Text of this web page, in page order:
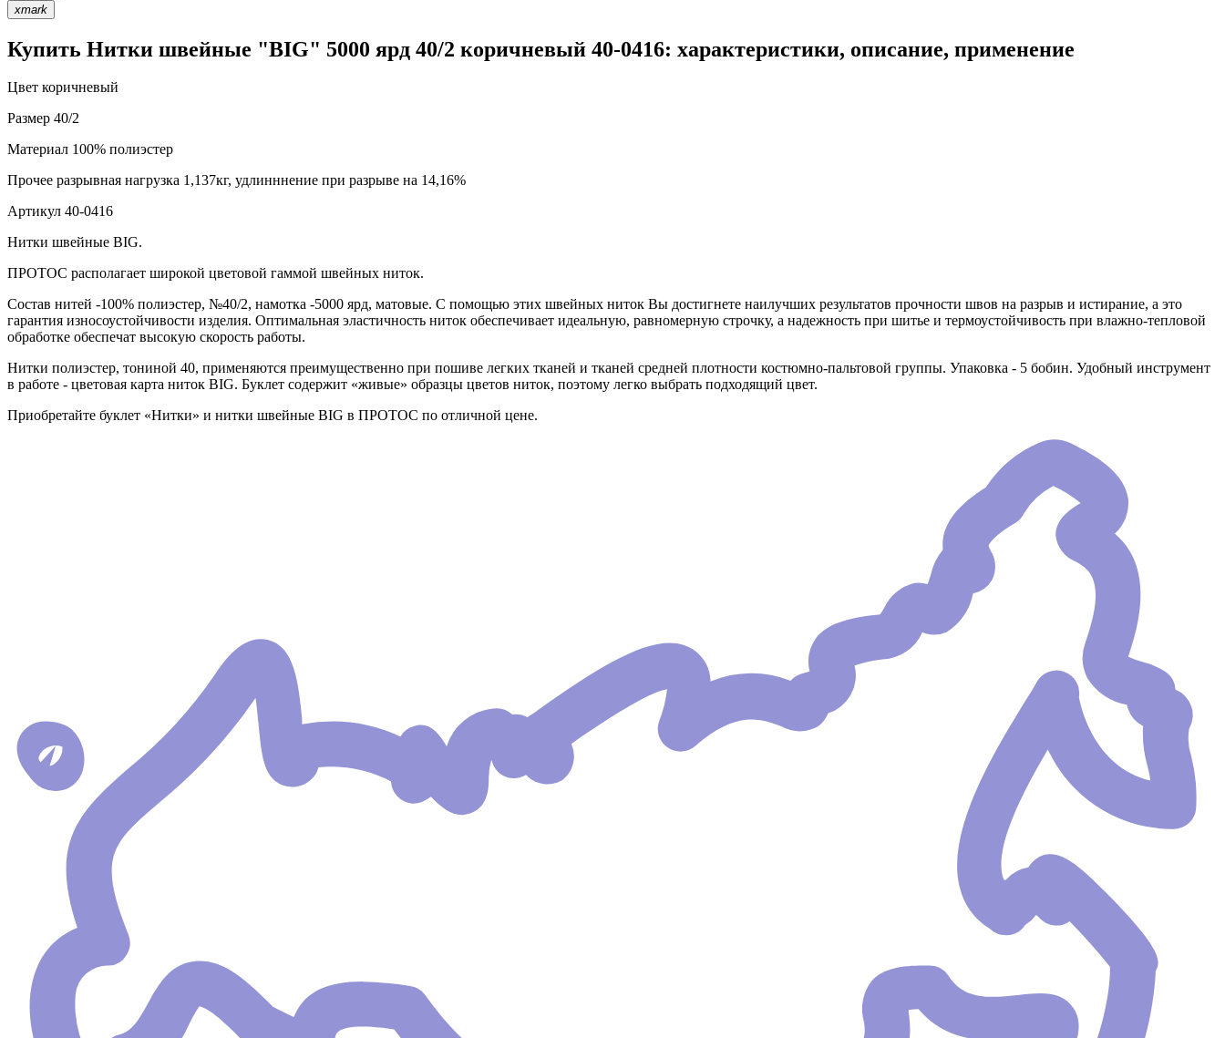
xmark
Купить Нитки швейные "BIG" 5000 ярд 40/2 коричневый 40-0416: характеристики, описание, применение
Цвет коричневый
Размер 40/2
Материал 100% полиэстер
Прочее разрывная нагрузка 1,137кг, удлинннение при разрыве на 14,16%
Артикул 40-0416
Нитки швейные BIG.
ПРОТОС располагает широкой цветовой гаммой швейных ниток.
Состав нитей -100% полиэстер, №40/2, намотка -5000 ярд, матовые. С помощью этих швейных ниток Вы достигнете наилучших результатов прочности швов на разрыв и истирание, а это
гарантия износоустойчивости изделия. Оптимальная эластичность ниток обеспечивает идеальную, равномерную строчку, а надежность при шитье и термоустойчивость при влажно-тепловой
обработке обеспечат высокую скорость работы.
Нитки полиэстер, тониной 40, применяются преимущественно при пошиве легких тканей и тканей средней плотности костюмно-пальтовой группы. Упаковка - 5 бобин. Удобный инструмент
в работе - цветовая карта ниток BIG. Буклет содержит «живые» образцы цветов ниток, поэтому легко выбрать подходящий цвет.
Приобретайте буклет «Нитки» и нитки швейные BIG в ПРОТОС по отличной цене.